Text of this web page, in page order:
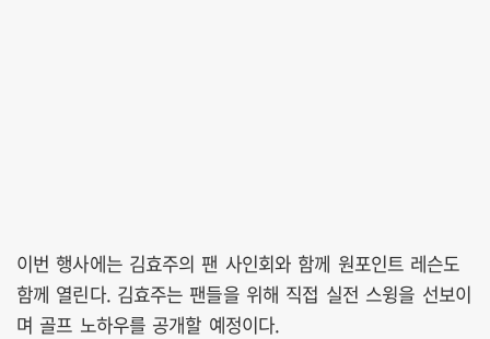
이번 행사에는 김효주의 팬 사인회와 함께 원포인트 레슨도
함께 열린다. 김효주는 팬들을 위해 직접 실전 스윙을 선보이
며 골프 노하우를 공개할 예정이다.